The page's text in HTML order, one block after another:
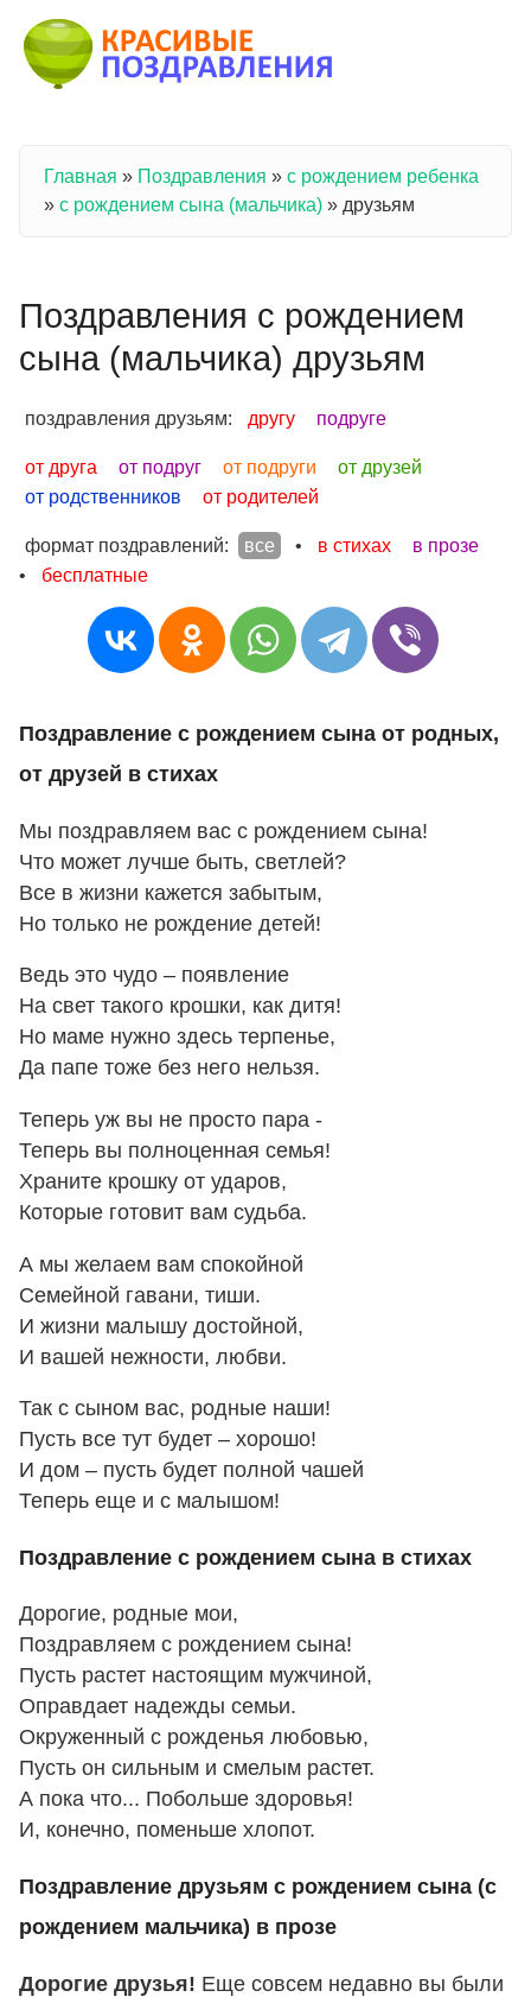
Вы здесь
Главная » Поздравления » с рождением ребенка
» с рождением сына (мальчика) » друзьям
Поздравления с рождением
сына (мальчика) друзьям
поздравления друзьям: другу подруге
от друга от подруг от подруги
от друзей
от родственников
от родителей
формат поздравлений: все • в стихах
в прозе
•
бесплатные
Поздравление с рождением сына от родных,
от друзей в стихах
Мы поздравляем вас с рождением сына!
Что может лучше быть, светлей?
Все в жизни кажется забытым,
Но только не рождение детей!
Ведь это чудо – появление
На свет такого крошки, как дитя!
Но маме нужно здесь терпенье,
Да папе тоже без него нельзя.
Теперь уж вы не просто пара -
Теперь вы полноценная семья!
Храните крошку от ударов,
Которые готовит вам судьба.
А мы желаем вам спокойной
Семейной гавани, тиши.
И жизни малышу достойной,
И вашей нежности, любви.
Так с сыном вас, родные наши!
Пусть все тут будет – хорошо!
И дом – пусть будет полной чашей
Теперь еще и с малышом!
Поздравление с рождением сына в стихах
Дорогие, родные мои,
Поздравляем с рождением сына!
Пусть растет настоящим мужчиной,
Оправдает надежды семьи.
Окруженный с рожденья любовью,
Пусть он сильным и смелым растет.
А пока что... Побольше здоровья!
И, конечно, поменьше хлопот.
Поздравление друзьям с рождением сына (с
рождением мальчика) в прозе
Дорогие друзья! Еще совсем недавно вы были